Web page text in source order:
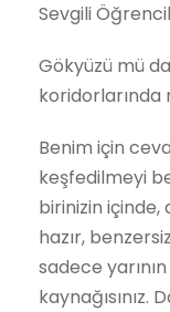
Sevgili
Gökyüzü mü
koridorlarında
Benim için
keşfedilmeyi
birinizin
hazır,
sadece
kaynağısınız.